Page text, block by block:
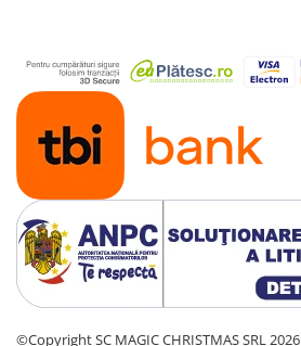
©Copyright SC MAGIC CHRISTMAS SRL 2026